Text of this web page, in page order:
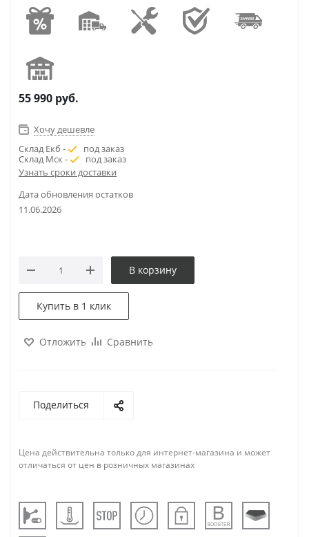
55 990 руб.
Хочу дешевле
Склад Екб -
под заказ
Склад Мск -
под заказ
Узнать сроки доставки
Дата обновления остатков
11.06.2026
В корзину
Купить в 1 клик
Отложить Сравнить
Поделиться
Цена действительна только для интернет-магазина и может
отличаться от цен в розничных магазинах